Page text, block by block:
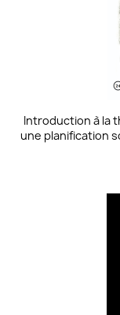
Introduction à la
une planification